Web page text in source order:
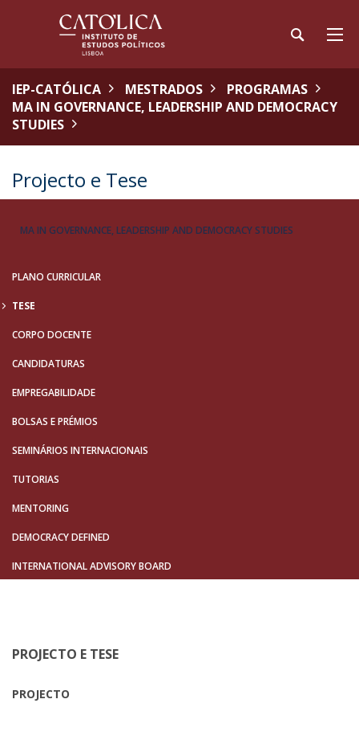
IEP-CATÓLICA MESTRADOS
PROGRAMAS
MA IN GOVERNANCE, LEADERSHIP AND DEMOCRACY
STUDIES
Projecto e Tese
MA IN GOVERNANCE, LEADERSHIP AND DEMOCRACY STUDIES
PLANO CURRICULAR
TESE
CORPO DOCENTE
CANDIDATURAS
EMPREGABILIDADE
BOLSAS E PRÉMIOS
SEMINÁRIOS INTERNACIONAIS
TUTORIAS
MENTORING
DEMOCRACY DEFINED
INTERNATIONAL ADVISORY BOARD
PROJECTO E TESE
PROJECTO